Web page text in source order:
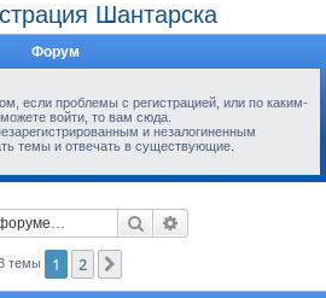
Шантарска
Форум
если проблемы с регистрацией, или по каким-
войти, то вам сюда.
и незалогиненным
темы и отвечать в существующие.
Поиск
темы 1 2